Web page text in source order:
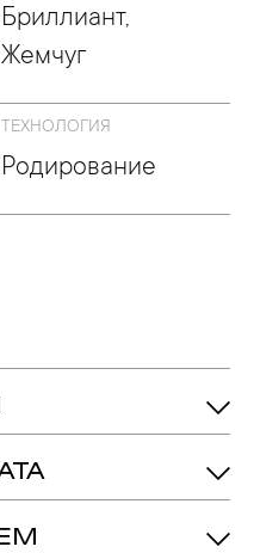
Бриллиант,
Жемчуг
ТЕХНОЛОГИЯ
Родирование
- Количество: 12, Форма:
6